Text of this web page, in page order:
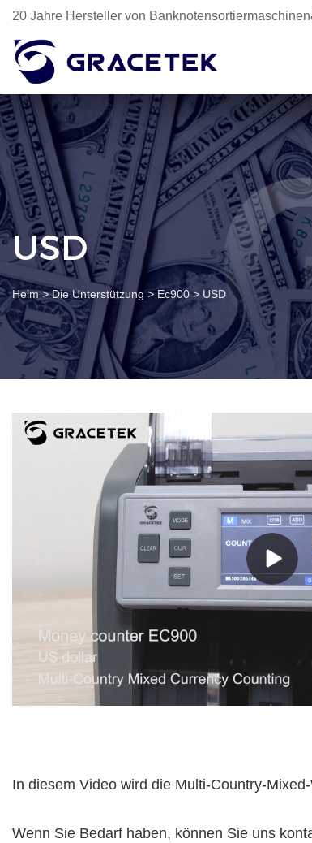
20 Jahre Hersteller von
USD
Heim > Die Unterstützung > Ec900 > USD
In diesem Video wird die Multi-Country-
Wenn Sie Bedarf haben, können Sie uns